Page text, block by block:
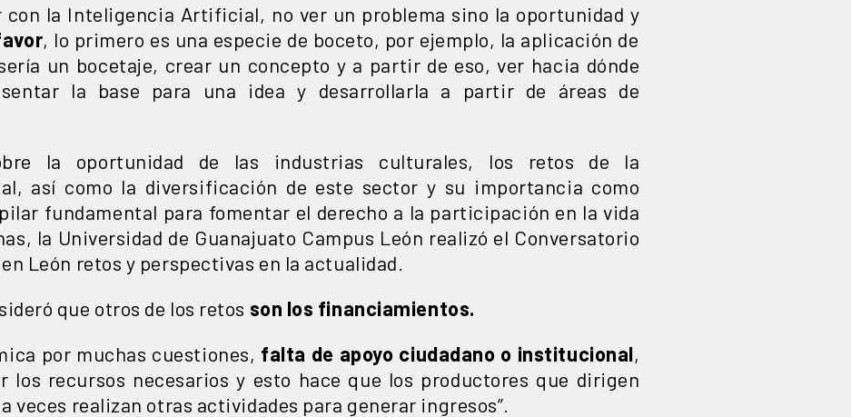
con la Inteligencia Artificial, no ver un problema sino la oportunidad y
, lo primero es una especie de boceto, por ejemplo, la aplicación de
un bocetaje, crear un concepto y a partir de eso, ver hacia dónde
la base para una idea y desarrollarla a partir de áreas de
la oportunidad de las industrias culturales, los retos de la
así como la diversificación de este sector y su importancia como
fundamental para fomentar el derecho a la participación en la vida
la Universidad de Guanajuato Campus León realizó el Conversatorio
León retos y perspectivas en la actualidad.
que otros de los retos son los financiamientos.
por muchas cuestiones, falta de apoyo ciudadano o institucional,
los recursos necesarios y esto hace que los productores que dirigen
veces realizan otras actividades para generar ingresos”.